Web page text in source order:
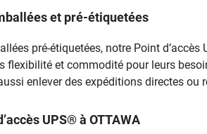
et pré-étiquetées
pré-étiquetées, notre Point
et commodité pour leurs
enlever des expéditions directes ou
UPS® à OTTAWA